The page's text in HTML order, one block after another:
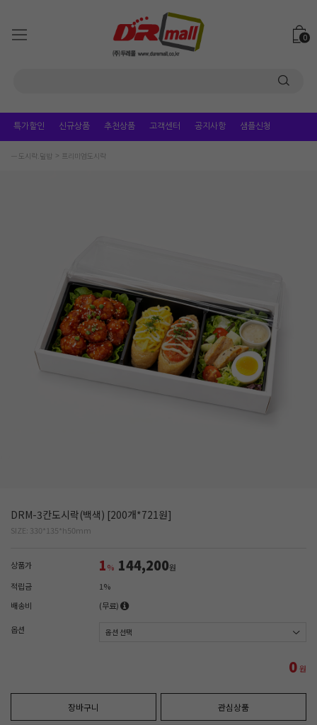
0
특가할인 신규상품 추천상품 고객센터 공지사항 샘플신청
ㅡ 도시락.덮밥 프리미엄도시락
DRM-3칸도시락(백색) [200개*721원]
SIZE: 330*135*h50mm
상품가 1% 144,200원
적립금
1%
배송비
(무료)
옵션
0원
장바구니 관심상품